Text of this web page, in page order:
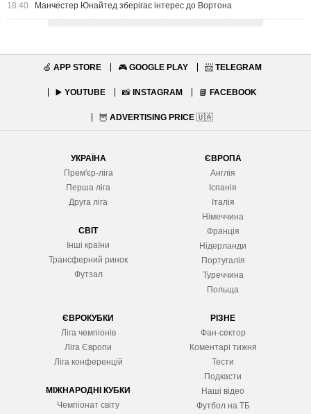
18:40 Манчестер Юнайтед зберігає інтерес до Вортона
🍏 APP STORE 🎮 GOOGLE PLAY 📨 TELEGRAM
▶️ YOUTUBE 📸 INSTAGRAM 📘 FACEBOOK
🦉 ADVERTISING PRICE 🇺🇦
УКРАЇНА
Прем'єр-ліга
Перша ліга
Друга ліга
СВІТ
Інші країни
Трансферний ринок
Футзал
ЄВРОПА
Англія
Іспанія
Італія
Німеччина
Франція
Нідерланди
Португалія
Туреччина
Польща
ЄВРОКУБКИ
Ліга чемпіонів
Ліга Європи
Ліга конференцій
МІЖНАРОДНІ КУБКИ
Чемпіонат світу
РІЗНЕ
Фан-сектор
Коментарі тижня
Тести
Подкасти
Наші відео
Футбол на ТБ